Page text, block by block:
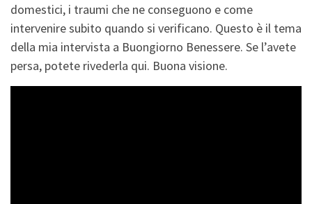
domestici, i traumi che ne conseguono e come
intervenire subito quando si verificano. Questo è il tema
della mia intervista a Buongiorno Benessere. Se l’avete
persa, potete rivederla qui. Buona visione.